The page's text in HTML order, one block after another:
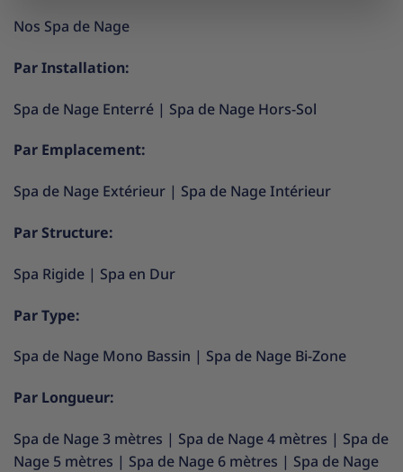
Nos Spa de Nage
Par Installation:
Spa de Nage Enterré | Spa de Nage Hors-Sol
Par Emplacement:
Spa de Nage Extérieur | Spa de Nage Intérieur
Par Structure:
Spa Rigide | Spa en Dur
Par Type:
Spa de Nage Mono Bassin | Spa de Nage Bi-Zone
Par Longueur:
Spa de Nage 3 mètres | Spa de Nage 4 mètres | Spa de
Nage 5 mètres | Spa de Nage 6 mètres | Spa de Nage